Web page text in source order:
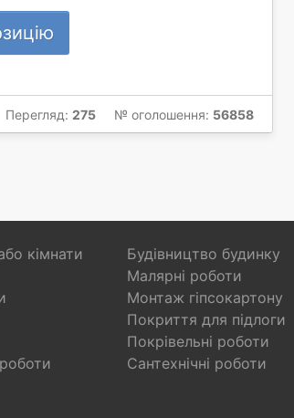
Перегляд: 275 № оголошення: 56858
кімнати
Будівництво будинку
Малярні роботи
Монтаж гіпсокартону
Покриття для підлоги
Покрівельні роботи
Сантехнічні роботи